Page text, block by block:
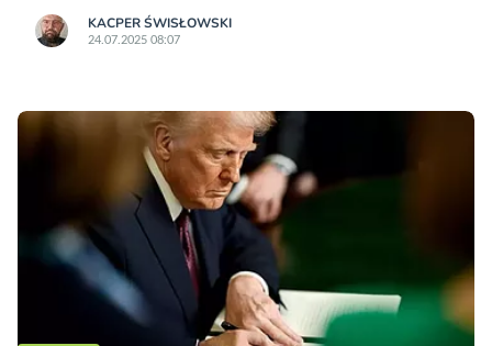
KACPER ŚWISŁO­WSKI
24.07.2025 08:07